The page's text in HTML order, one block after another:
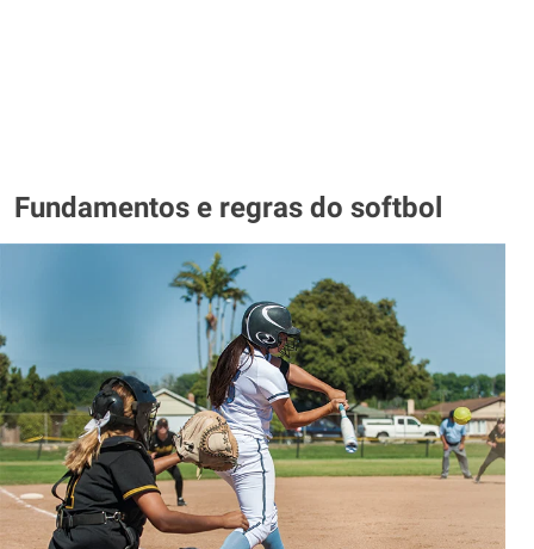
Fundamentos e regras do softbol